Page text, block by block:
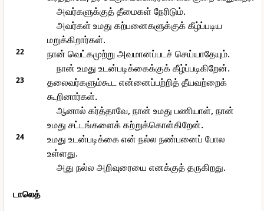
அவர்களுக்குத் தீமைகள் நேரிடும்.
அவர்கள் உமது கற்பனைகளுக்குக் கீழ்ப்படிய
மறுக்கிறார்கள்.
22
நான் வெட்கமுற்று அவமானப்படச் செய்யாதேயும்.
நான் உமது உடன்படிக்கைக்குக் கீழ்ப்படிகிறேன்.
23
தலைவர்களும்கூட என்னைப்பற்றித் தீயவற்றைக்
கூறினார்கள்.
ஆனால் கர்த்தாவே, நான் உமது பணியாள், நான்
உமது சட்டங்களைக் கற்றுக்கொள்கிறேன்.
24
உமது உடன்படிக்கை என் நல்ல நண்பனைப் போல
உள்ளது.
அது நல்ல அறிவுரையை எனக்குத் தருகிறது.
டாலெத்